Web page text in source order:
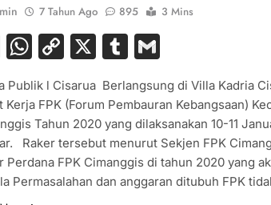
7 Tahun Ago 895 3 Mins
Facebook
WhatsApp
Copy
X Tumblr
Publik l Cisarua Berlangsung di Villa Kadria
Kerja FPK (Forum Pembauran Kebangsaan)
Tahun 2020 yang dilaksanakan 10-11
Raker tersebut menurut Sekjen FPK
Perdana FPK Cimanggis di tahun 2020 yang
Permasalahan dan anggaran ditubuh FPK